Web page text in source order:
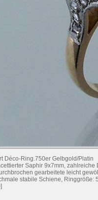
Déco-Ring.750er Gelbgold/Platin
Saphir 9x7mm, zahlreiche
gearbeitete leicht
stabile Schiene, Ringgröße: